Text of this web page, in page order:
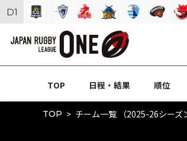
TOP 日程・結果 順位
TOP チーム一覧 （2025-26シーズ
D1